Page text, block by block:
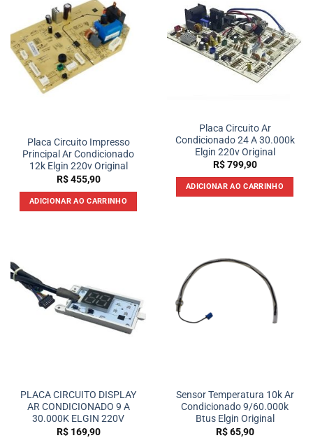
Placa Circuito Impresso
Principal Ar Condicionado
12k Elgin 220v Original
R$455,90
ADICIONAR AO CARRINHO
Placa Circuito Ar
Condicionado 24 A 30.000k
Elgin 220v Original
R$799,90
ADICIONAR AO CARRINHO
PLACA CIRCUITO DISPLAY
AR CONDICIONADO 9 A
30.000K ELGIN 220V
R$169,90
Sensor Temperatura 10k Ar
Condicionado 9/60.000k
Btus Elgin Original
R$65,90